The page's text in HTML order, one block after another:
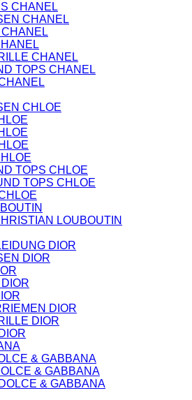
UND
UND
CHANEL
CHANEL
CHANEL
TOPS CHANEL
CHLOE
TOPS CHLOE
TOPS CHLOE
LOUBOUTIN
DIOR
DIOR
DIOR
DIOR
& GABBANA
& GABBANA
& GABBANA